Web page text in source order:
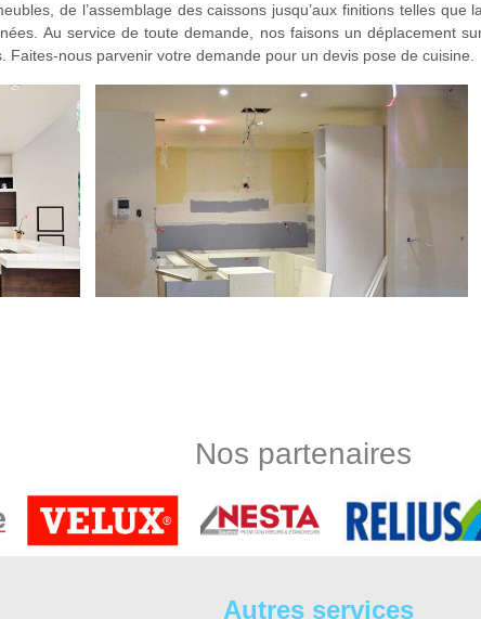
de l’assemblage des caissons jusqu’aux finitions telles que la
Au service de toute demande, nos faisons un déplacement
nous parvenir votre demande pour un devis pose de cuisine.
Sur Vienne réalise toute installation de meuble de cuisine avec la
pas à vous confier à un aguerri dans le domaine afin d’obtenir
vous pouvez nous faire parvenir votre demande pour toute
Nos partenaires
Autres services